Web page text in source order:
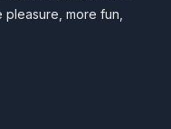
more fun,